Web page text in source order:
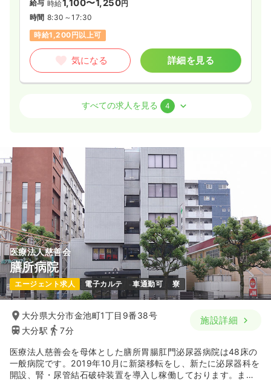
給与 時給1,100〜1,250円
時間 8:30～17:30
時給1,200円以上可
気になる 詳細を見る
22.4〜31.6 賞与3.9ヶ月
※一例
8:30～17:30
月給31万円以上可
気になる 詳細を見る
日勤のみ（パート）
給与 時給1,100〜1,250
時間 8:30～17:30
時給1,200円以上可
気になる 詳細を見る
すべての求人を見る 4
医療法人慈善会
膳所病院
エージェント求人 電子カルテ 車通勤可 寮
大分県大分市金池町1丁目9番38号
大分駅
7分
施設詳細
医療法人慈善会を母体とした膳所胃腸肛門泌尿器病院は48床の
一般病院です。2019年10月に新築移転をし、新たに泌尿器科を
開設、腎・尿管結石破砕装置を導入し稼働しております。ま